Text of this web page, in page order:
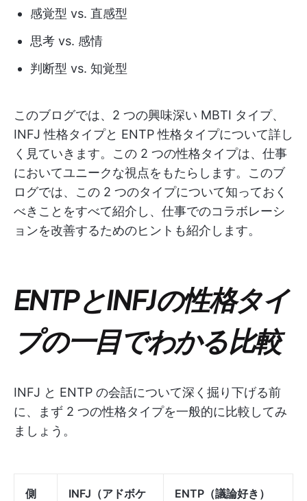
感覚型 vs. 直感型
思考 vs. 感情
判断型 vs. 知覚型
このブログでは、2 つの興味深い MBTI タイプ、
INFJ 性格タイプと ENTP 性格タイプについて詳し
く見ていきます。この 2 つの性格タイプは、仕事
においてユニークな視点をもたらします。このブ
ログでは、この 2 つのタイプについて知っておく
べきことをすべて紹介し、仕事でのコラボレーシ
ョンを改善するためのヒントも紹介します。
ENTPとINFJの性格タイ
プの一目でわかる比較
INFJ と ENTP の会話について深く掘り下げる前
に、まず 2 つの性格タイプを一般的に比較してみ
ましょう。
側
INFJ（アドボケ
ENTP（議論好き）